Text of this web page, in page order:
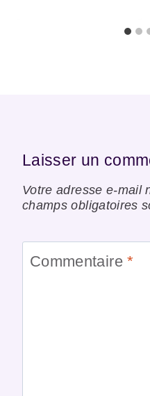
Laisser un
Votre adresse e-mail
champs obligatoires
Commentaire*